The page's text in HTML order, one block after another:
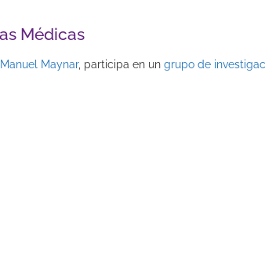
Médicas
Maynar, participa en un grupo de